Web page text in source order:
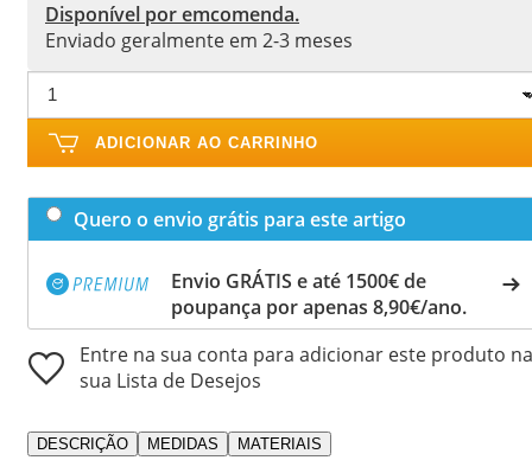
Disponível por emcomenda.
Enviado geralmente em 2-3 meses
ADICIONAR AO CARRINHO
Quero o envio grátis para este artigo
Envio GRÁTIS e até 1500€ de
poupança por apenas 8,90€/ano.
Entre na sua conta para adicionar este produto na
sua Lista de Desejos
DESCRIÇÃO MEDIDAS MATERIAIS